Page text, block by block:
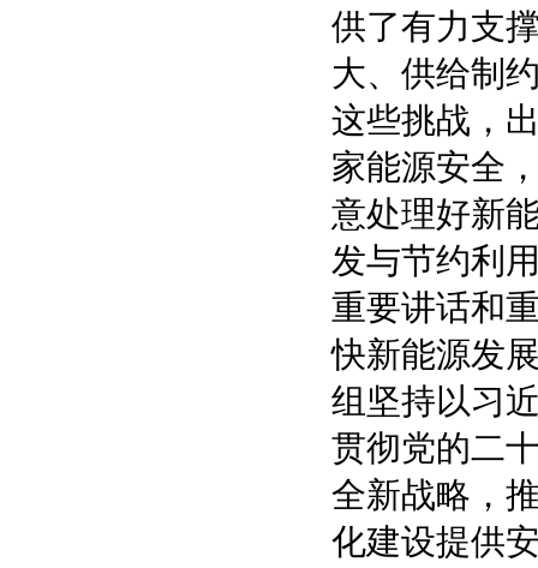
供了有力支
大、供给制
这些挑战，
家能源安全
意处理好新
发与节约利
重要讲话和
快新能源发
组坚持以习
贯彻党的二
全新战略，
化建设提供